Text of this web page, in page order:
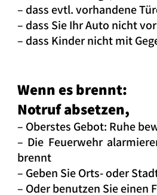
– dass evtl. vorhandene
– dass Sie Ihr Auto nicht
– dass Kinder nicht mit
Wenn es brennt:
Notruf absetzen,
– Oberstes Gebot: Ruhe
– Die Feuerwehr
brennt
– Geben Sie Orts- oder
– Oder benutzen Sie